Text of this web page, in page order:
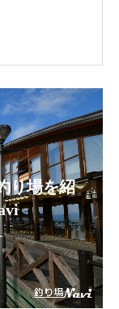
り場を紹